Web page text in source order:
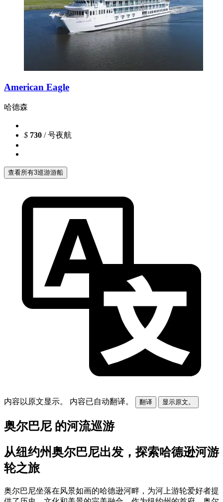
American Eagle
哈德森
$ 730 / 号夜航
查看所有3巡游游船
内容以原文显示。 内容已自动翻译。 翻译 显示原文。
奥尔巴尼 的河流巡游
从纽约州奥尔巴尼出发，探索哈德逊河游
轮之旅
奥尔巴尼坐落在风景如画的哈德逊河畔，为河上游轮爱好者提